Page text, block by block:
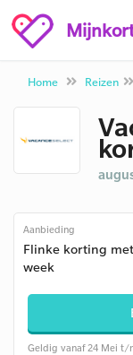
Home Reizen
Aanbieding
Flinke korting
week
Geldig vanaf 24 Mei t/